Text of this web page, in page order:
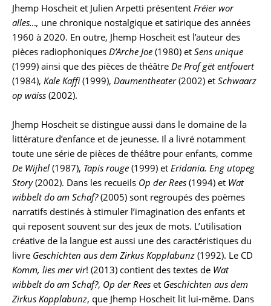
Jhemp Hoscheit et Julien Arpetti présentent Fréier wor
alles…, une chronique nostalgique et satirique des années
1960 à 2020. En outre, Jhemp Hoscheit est l’auteur des
pièces radiophoniques D’Arche Joe (1980) et Sens unique
(1999) ainsi que des pièces de théâtre De Prof gët entfouert
(1984), Kale Kaffi(1999), Daumentheater(2002) et Schwaarz
op wäiss (2002).
Jhemp Hoscheit se distingue aussi dans le domaine de la
littérature d’enfance et de jeunesse. Il a livré notamment
toute une série de pièces de théâtre pour enfants, comme
De Wijhel (1987), Tapis rouge (1999) et Eridania. Eng utopeg
Story(2002). Dans les recueils Op der Rees (1994) et Wat
wibbelt do am Schaf?(2005) sont regroupés des poèmes
narratifs destinés à stimuler l’imagination des enfants et
qui reposent souvent sur des jeux de mots. L’utilisation
créative de la langue est aussi une des caractéristiques du
livre Geschichten aus dem Zirkus Kopplabunz (1992). Le CD
Komm, lies mer vir! (2013) contient des textes de Wat
wibbelt do am Schaf?, Op der Rees et Geschichten aus dem
Zirkus Kopplabunz, que Jhemp Hoscheit lit lui-même. Dans